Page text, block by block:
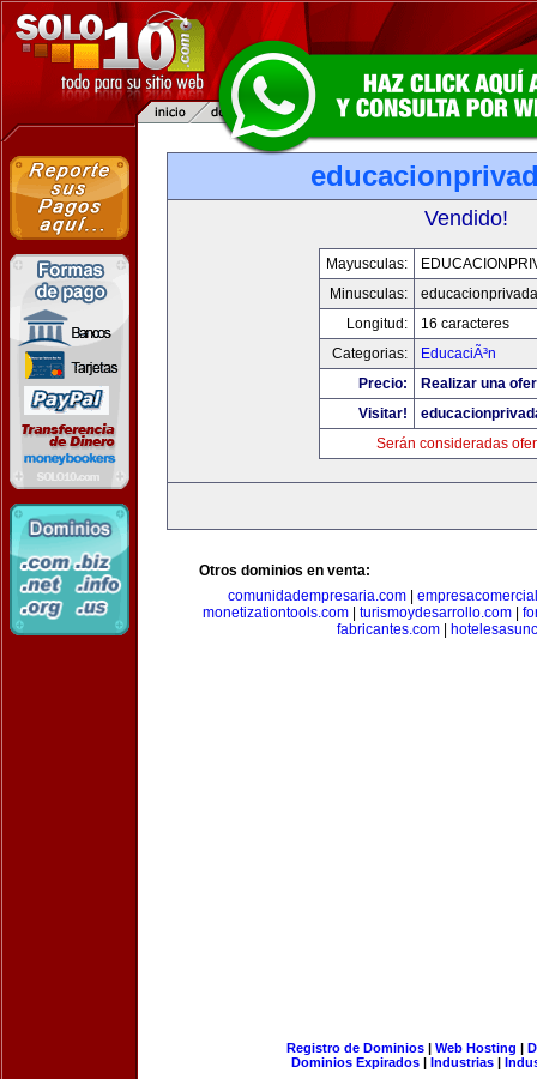
Vendido!
Mayusculas:
Minusculas:
Longitud:
16 caracteres
Categorias:
EducaciÃ³n
Precio:
Realizar una
Visitar!
Serán consideradas
Otros dominios en venta:
comunidadempresaria.com
monetizationtools.com| turismoydesarrollo.com|
fabricantes.com|
Registro de Dominios| Web Hosting |
Dominios Expirados | Industrias |